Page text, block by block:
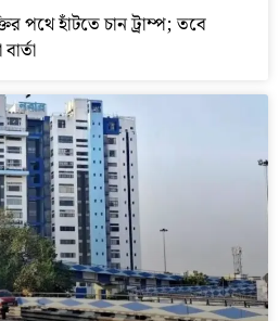
পথে হাঁটতে চান ট্রাম্প; তবে